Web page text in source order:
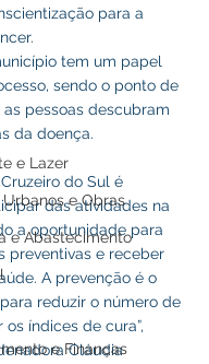
e Lazer
e Obras
e Abastecimento
e Finanças
para a
tem um papel
sendo o ponto de
pessoas descubram
da doença.
do Sul é
das atividades na
a oportunidade para
preventivas e receber
A prevenção é o
reduzir o número de
índices de cura”,
Cláudia